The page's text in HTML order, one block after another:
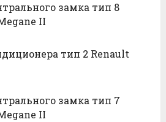
замка тип 8
II
тип 2 Renault
замка тип 7
II